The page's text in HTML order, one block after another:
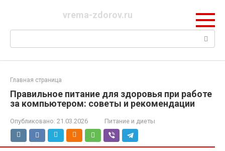
vrema-zdorov.ru
Поиск:
Главная страница
Правильное питание для здоровья при работе
за компьютером: советы и рекомендации
Опубликовано: 21.03.2026 Питание и диеты